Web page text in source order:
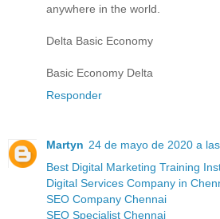
anywhere in the world.
Delta Basic Economy
Basic Economy Delta
Responder
Martyn 24 de mayo de 2020 a las
Best Digital Marketing Training
Digital Services Company in
SEO Company Chennai
SEO Specialist Chennai